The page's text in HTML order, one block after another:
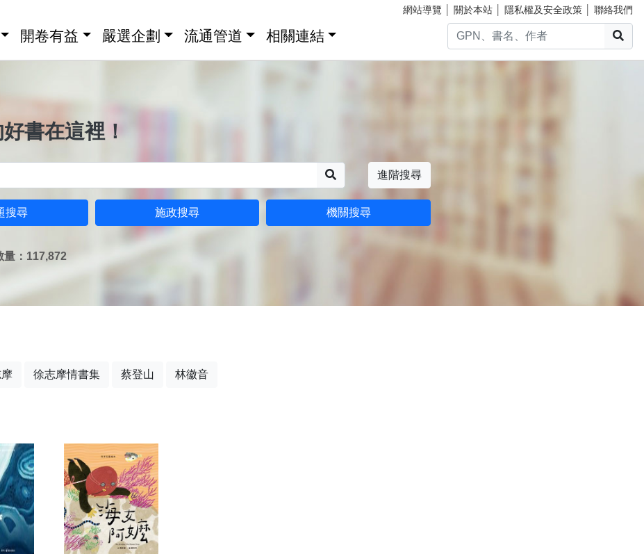
網站導覽 關於本站 隱私權及安全政策 聯絡我們
開卷有益 嚴選企劃 流通管道 相關連結
書在這裡！
進階搜尋
搜尋 施政搜尋 機關搜尋
量：117,872
徐志摩情書集 蔡登山 林徽音